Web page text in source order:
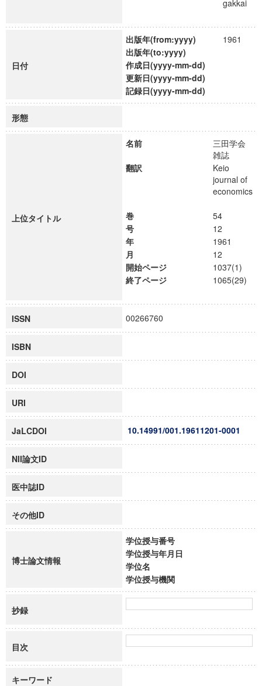
gakkai
日付
出版年(from:yyyy)
1961
出版年(to:yyyy)
作成日(yyyy-mm-dd)
更新日(yyyy-mm-dd)
記録日(yyyy-mm-dd)
形態
上位タイトル
名前
三田学会
雑誌
翻訳
Keio
journal of
economics
巻
54
号
12
年
1961
月
12
開始ページ
1037(1)
終了ページ
1065(29)
ISSN 00266760
ISBN
DOI
URI
JaLCDOI 10.14991/001.19611201-0001
NII論文ID
医中誌ID
その他ID
博士論文情報
学位授与番号
学位授与年月日
学位名
学位授与機関
抄録
目次
キーワード